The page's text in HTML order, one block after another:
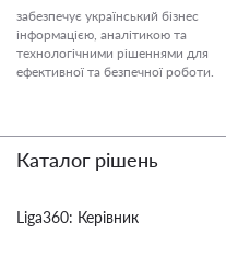
забезпечує український бізнес
інформацією, аналітикою та
технологічними рішеннями для
ефективної та безпечної роботи.
Каталог рішень
Liga360: Керівник